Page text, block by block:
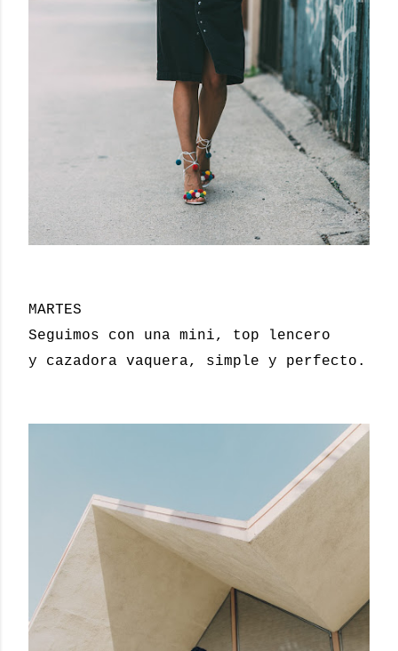
MARTES
Seguimos con una mini, top lencero
y cazadora vaquera, simple y perfecto.